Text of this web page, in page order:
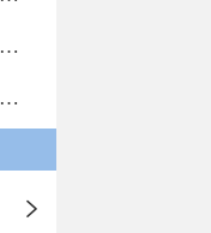
随机抽查事项清单
随机抽查情况和查处结果